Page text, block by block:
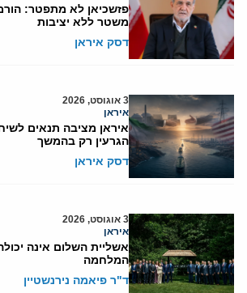
פזשכיאן לא מתפטר:
משטר ללא יציבות
דסק איראן
3 אוגוסט, 2026
איראן
איראן מציבה תנאים
הגרעין רק בהמשך
דסק איראן
3 אוגוסט, 2026
איראן
אשליית השלום אינה
המלחמה
ד"ר פיאמה נירנשטיין